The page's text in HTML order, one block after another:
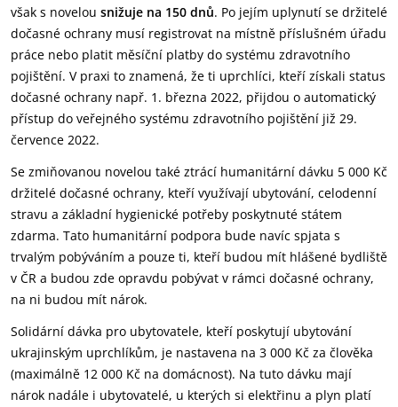
však s novelou snižuje na 150 dnů. Po jejím uplynutí se držitelé
dočasné ochrany musí registrovat na místně příslušném úřadu
práce nebo platit měsíční platby do systému zdravotního
pojištění. V praxi to znamená, že ti uprchlíci, kteří získali status
dočasné ochrany např. 1. března 2022, přijdou o automatický
přístup do veřejného systému zdravotního pojištění již 29.
července 2022.
Se zmiňovanou novelou také ztrácí humanitární dávku 5 000 Kč
držitelé dočasné ochrany, kteří využívají ubytování, celodenní
stravu a základní hygienické potřeby poskytnuté státem
zdarma. Tato humanitární podpora bude navíc spjata s
trvalým pobýváním a pouze ti, kteří budou mít hlášené bydliště
v ČR a budou zde opravdu pobývat v rámci dočasné ochrany,
na ni budou mít nárok.
Solidární dávka pro ubytovatele, kteří poskytují ubytování
ukrajinským uprchlíkům, je nastavena na 3 000 Kč za člověka
(maximálně 12 000 Kč na domácnost). Na tuto dávku mají
nárok nadále i ubytovatelé, u kterých si elektřinu a plyn platí